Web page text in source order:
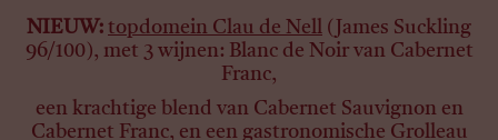
NIEUW: topdomein Clau de Nell (James Suckling
96/100), met 3 wijnen: Blanc de Noir van Cabernet
Franc,
een krachtige blend van Cabernet Sauvignon en
Cabernet Franc, en een gastronomische Grolleau